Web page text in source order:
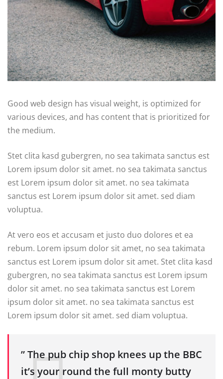
Good web design has visual weight, is optimized for
various devices, and has content that is prioritized for
the medium.
Stet clita kasd gubergren, no sea takimata sanctus est
Lorem ipsum dolor sit amet. no sea takimata sanctus
est Lorem ipsum dolor sit amet. no sea takimata
sanctus est Lorem ipsum dolor sit amet. sed diam
voluptua.
At vero eos et accusam et justo duo dolores et ea
rebum. Lorem ipsum dolor sit amet, no sea takimata
sanctus est Lorem ipsum dolor sit amet. Stet clita kasd
gubergren, no sea takimata sanctus est Lorem ipsum
dolor sit amet. no sea takimata sanctus est Lorem
ipsum dolor sit amet. no sea takimata sanctus est
Lorem ipsum dolor sit amet. sed diam voluptua.
” The pub chip shop knees up the BBC
it’s your round the full monty butty